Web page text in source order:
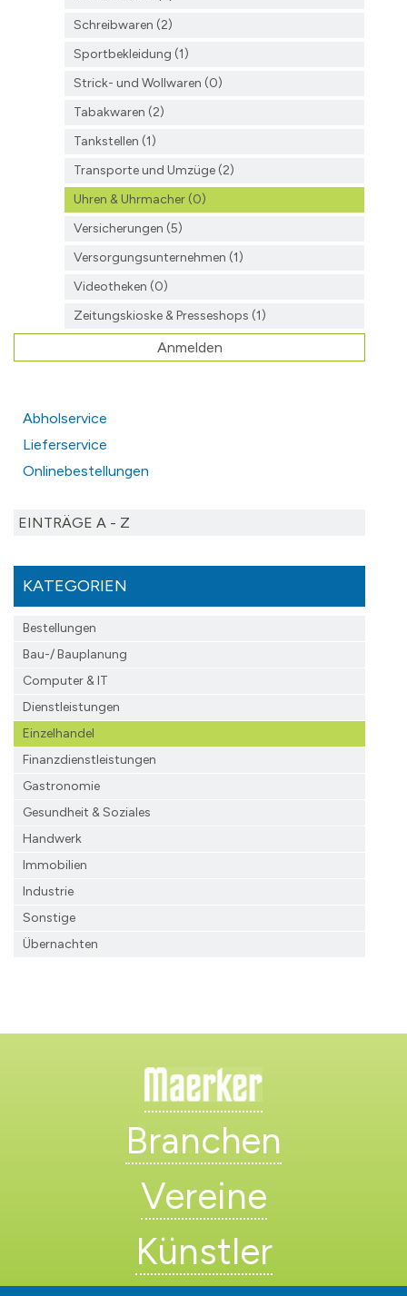
Schreibwaren (2)
Sportbekleidung (1)
Strick- und Wollwaren (0)
Tabakwaren (2)
Tankstellen (1)
Transporte und Umzüge (2)
Uhren & Uhrmacher (0)
Versicherungen (5)
Versorgungsunternehmen (1)
Videotheken (0)
Zeitungskioske & Presseshops (1)
Anmelden
Abholservice
Lieferservice
Onlinebestellungen
EINTRÄGE A - Z
KATEGORIEN
Bestellungen
Bau-/ Bauplanung
Computer & IT
Dienstleistungen
Einzelhandel
Finanzdienst­leistungen
Gastronomie
Gesundheit & Soziales
Handwerk
Immobilien
Industrie
Sonstige
Übernachten
Branchen
Vereine
Künstler